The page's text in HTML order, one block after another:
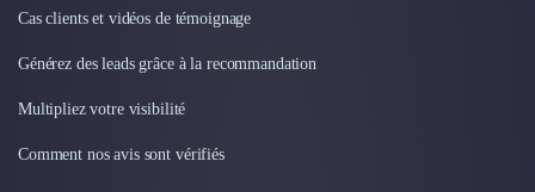
Intelligence Artificielle (IA)
Bureaux d'Entreprise
Déménagement
Cas clients et vidéos de témoignage
Générez des leads grâce à la recommandation
Multipliez votre visibilité
Comment nos avis sont vérifiés